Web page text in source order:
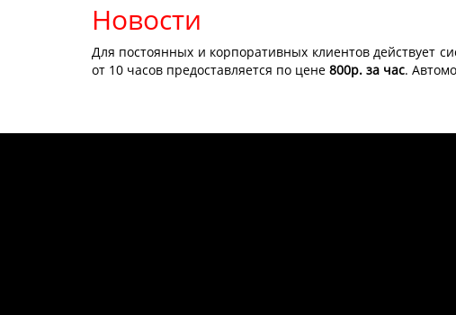
Новости
Для постоянных и корпоративных клиентов действует
от 10 часов предоставляется по цене 800р. за час.